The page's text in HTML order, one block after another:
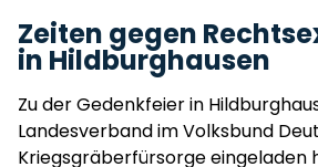
Zeiten gegen
in Hildburghausen
Zu der Gedenkfeier in
Landesverband im Volksbund
Kriegsgräberfürsorge eingeladen